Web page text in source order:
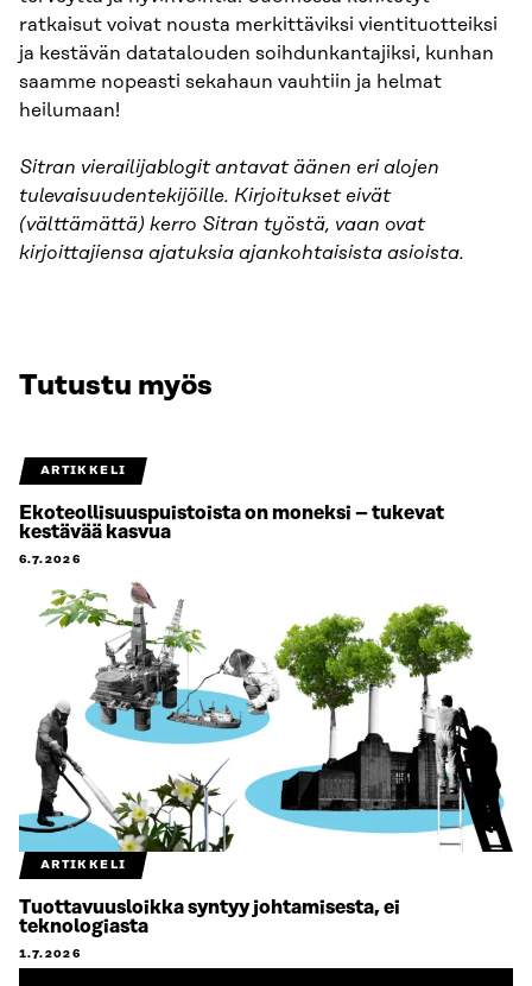
ratkaisut voivat nousta merkittäviksi vientituotteiksi
ja kestävän datatalouden soihdunkantajiksi, kunhan
saamme nopeasti sekahaun vauhtiin ja helmat
heilumaan!
Sitran vierailijablogit antavat äänen eri alojen
tulevaisuudentekijöille. Kirjoitukset eivät
(välttämättä) kerro Sitran työstä, vaan ovat
kirjoittajiensa ajatuksia ajankohtaisista asioista.
Tutustu myös
ARTIKKELI
Ekoteollisuuspuistoista on moneksi – tukevat
kestävää kasvua
6.7.2026
ARTIKKELI
Tuottavuusloikka syntyy johtamisesta, ei
teknologiasta
1.7.2026